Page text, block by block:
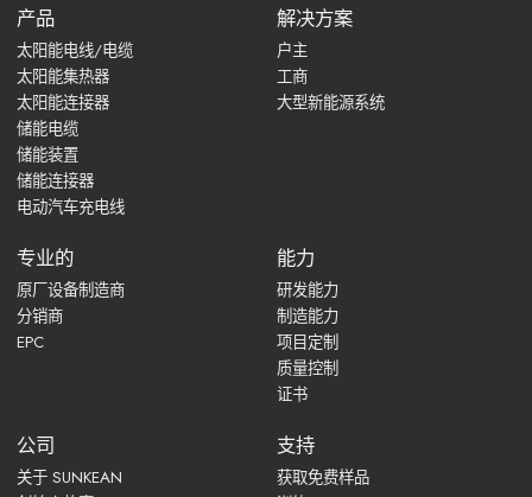
产品
太阳能电线/电缆
太阳能集热器
太阳能连接器
储能电缆
储能装置
储能连接器
电动汽车充电线
解决方案
户主
工商
大型新能源系统
专业的
原厂设备制造商
分销商
EPC
能力
研发能力
制造能力
项目定制
质量控制
证书
公司
关于 SUNKEAN
支持
获取免费样品